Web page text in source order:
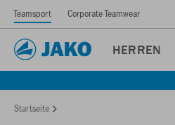
Teamsport Corporate Teamwear
HERREN
Startseite